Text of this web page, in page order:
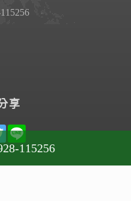
享
115256